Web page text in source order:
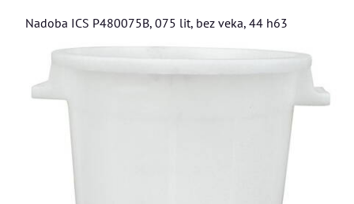
Nadoba ICS P480075B, 075 lit, bez veka, 44 h63